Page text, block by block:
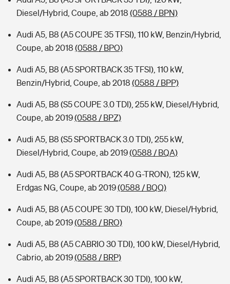
Diesel/Hybrid, Coupe, ab 2018 (0588 / BPN)
Audi A5, B8 (A5 COUPE 35 TFSI), 110 kW, Benzin/Hybrid,
Coupe, ab 2018 (0588 / BPO)
Audi A5, B8 (A5 SPORTBACK 35 TFSI), 110 kW,
Benzin/Hybrid, Coupe, ab 2018 (0588 / BPP)
Audi A5, B8 (S5 COUPE 3.0 TDI), 255 kW, Diesel/Hybrid,
Coupe, ab 2019(0588 / BPZ)
Audi A5, B8 (S5 SPORTBACK 3.0 TDI), 255 kW,
Diesel/Hybrid, Coupe, ab 2019(0588 / BQA)
Audi A5, B8 (A5 SPORTBACK 40 G-TRON), 125 kW,
Erdgas NG, Coupe, ab 2019(0588 / BQQ)
Audi A5, B8 (A5 COUPE 30 TDI), 100 kW, Diesel/Hybrid,
Coupe, ab 2019(0588 / BRO)
Audi A5, B8 (A5 CABRIO 30 TDI), 100 kW, Diesel/Hybrid,
Cabrio, ab 2019(0588 / BRP)
Audi A5, B8 (A5 SPORTBACK 30 TDI), 100 kW,